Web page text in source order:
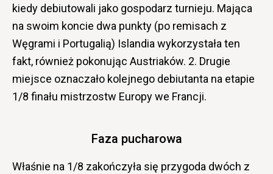
kiedy debiutowali jako gospodarz turnieju. Mająca
na swoim koncie dwa punkty (po remisach z
Węgrami i Portugalią) Islandia wykorzystała ten
fakt, również pokonując Austriaków. 2. Drugie
miejsce oznaczało kolejnego debiutanta na etapie
1/8 finału mistrzostw Europy we Francji.
Faza pucharowa
Właśnie na 1/8 zakończyła się przygoda dwóch z